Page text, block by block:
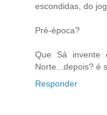
escondidas, do
Pré-época?
Que Sá invente
Norte...depois? é
Responder